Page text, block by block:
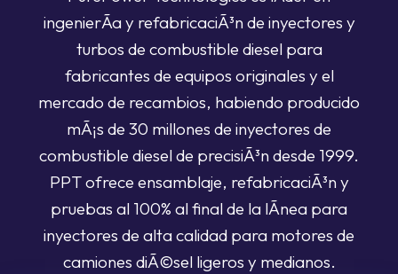
ingenierÃ­a y refabricaciÃ³n de inyectores y
turbos de combustible diesel para
fabricantes de equipos originales y el
mercado de recambios, habiendo producido
mÃ¡s de 30 millones de inyectores de
combustible diesel de precisiÃ³n desde 1999.
PPT ofrece ensamblaje, refabricaciÃ³n y
pruebas al 100% al final de la lÃ­nea para
inyectores de alta calidad para motores de
camiones diÃ©sel ligeros y medianos.